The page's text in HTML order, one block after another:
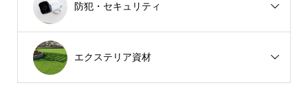
防犯・セキュリティ
エクステリア資材